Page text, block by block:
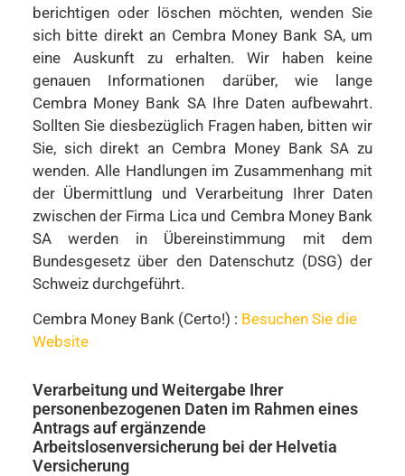
berichtigen oder löschen möchten, wenden Sie
sich bitte direkt an Cembra Money Bank SA, um
eine Auskunft zu erhalten. Wir haben keine
genauen Informationen darüber, wie lange
Cembra Money Bank SA Ihre Daten aufbewahrt.
Sollten Sie diesbezüglich Fragen haben, bitten wir
Sie, sich direkt an Cembra Money Bank SA zu
wenden. Alle Handlungen im Zusammenhang mit
der Übermittlung und Verarbeitung Ihrer Daten
zwischen der Firma Lica und Cembra Money Bank
SA werden in Übereinstimmung mit dem
Bundesgesetz über den Datenschutz (DSG) der
Schweiz durchgeführt.
Cembra Money Bank (Certo!) : Besuchen Sie die
Website
Verarbeitung und Weitergabe Ihrer
personenbezogenen Daten im Rahmen eines
Antrags auf ergänzende
Arbeitslosenversicherung bei der Helvetia
Versicherung